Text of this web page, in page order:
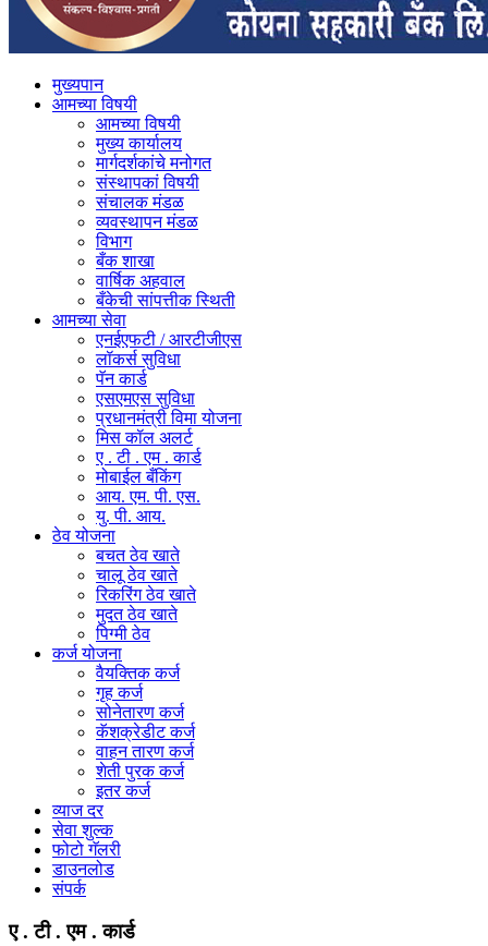
मुख्यपान
आमच्या विषयी
आमच्या विषयी
मुख्य कार्यालय
मार्गदर्शकांचे मनोगत
संस्थापकां विषयी
संचालक मंडळ
व्यवस्थापन मंडळ
विभाग
बँक शाखा
वार्षिक अहवाल
बँकेची सांपत्तीक स्थिती
आमच्या सेवा
एनईएफटी / आरटीजीएस
लॉकर्स सुविधा
पॅन कार्ड
एसएमएस सुविधा
प्रधानमंत्री विमा योजना
मिस कॉल अलर्ट
ए . टी . एम . कार्ड
मोबाईल बँकिंग
आय. एम. पी. एस.
यु. पी. आय.
ठेव योजना
बचत ठेव खाते
चालू ठेव खाते
रिकरिंग ठेव खाते
मुदत ठेव खाते
पिग्मी ठेव
कर्ज योजना
वैयक्तिक कर्ज
गृह कर्ज
सोनेतारण कर्ज
कॅशक्रेडीट कर्ज
वाहन तारण कर्ज
शेती पुरक कर्ज
इतर कर्ज
व्याज दर
सेवा शुल्क
फोटो गॅलरी
डाउनलोड
संपर्क
ए . टी . एम . कार्ड